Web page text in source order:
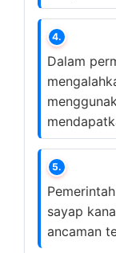
4.
Dalam
5.
sayap
ancaman